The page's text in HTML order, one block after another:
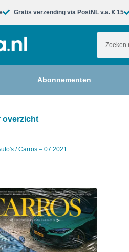
Gratis verzending via PostNL v.a. € 15
Abonnementen
overzicht
/ Carros – 07 2021